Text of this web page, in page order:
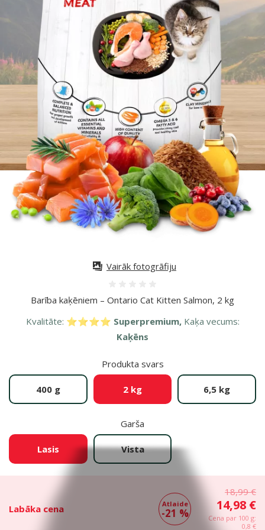
Barība kaķēniem – Ontario Cat Kitten Salmon, 2 kg
Kvalitāte: ⭐⭐⭐⭐ Superpremium, Kaķa vecums:
Kaķēns
Produkta svars
400 g 2 kg 6,5 kg
Garša
Lasis Vista
Labāka cena Atlaide
-21 %
18,99 €
14,98 €
Cena par 100 g:
0,8 €
Vairāk fotogrāfiju